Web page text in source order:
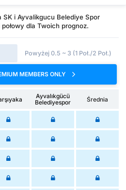
i Ayvalikgucu Belediye Spor
dla Twoich prognoz.
Powyżej 0.5 ~ 3 (1 Poł./2 Poł.)
MEMBERS ONLY
Ayvalıkgücü
Belediyespor
Średnia